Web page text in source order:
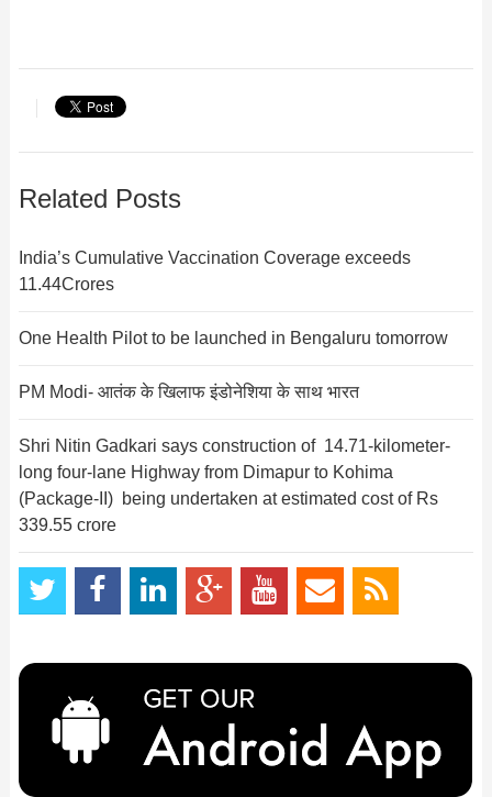
Related Posts
India’s Cumulative Vaccination Coverage exceeds
11.44Crores
One Health Pilot to be launched in Bengaluru tomorrow
PM Modi- आतंक के खिलाफ इंडोनेशिया के साथ भारत
Shri Nitin Gadkari says construction of 14.71-kilometer-
long four-lane Highway from Dimapur to Kohima
(Package-II) being undertaken at estimated cost of Rs
339.55 crore